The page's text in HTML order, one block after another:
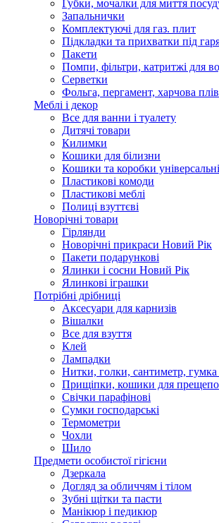
Губки, мочалки для миття
Запальнички
Комплектуючі для газ. плит
Підкладки та прихватки під
Пакети
Помпи, фільтри, катритжі для
Серветки
Фольга, пергамент, харчова
Меблі і декор
Все для ванни і туалету
Дитячі товари
Килимки
Кошики для білизни
Кошики та коробки універсальні
Пластикові комоди
Пластикові меблі
Полиці взуттєві
Новорічні товари
Гірлянди
Новорічні прикраси Новий Рік
Пакети подарункові
Ялинки і сосни Новий Рік
Ялинкові іграшки
Потрібні дрібниці
Аксесуари для карнизів
Вішалки
Все для взуття
Клей
Лампадки
Нитки, голки, сантиметр, гумка
Прищіпки, кошики для
Свічки парафінові
Сумки господарські
Термометри
Чохли
Шило
Предмети особистої гігієни
Дзеркала
Догляд за обличчям і тілом
Зубні щітки та пасти
Манікюр і педикюр